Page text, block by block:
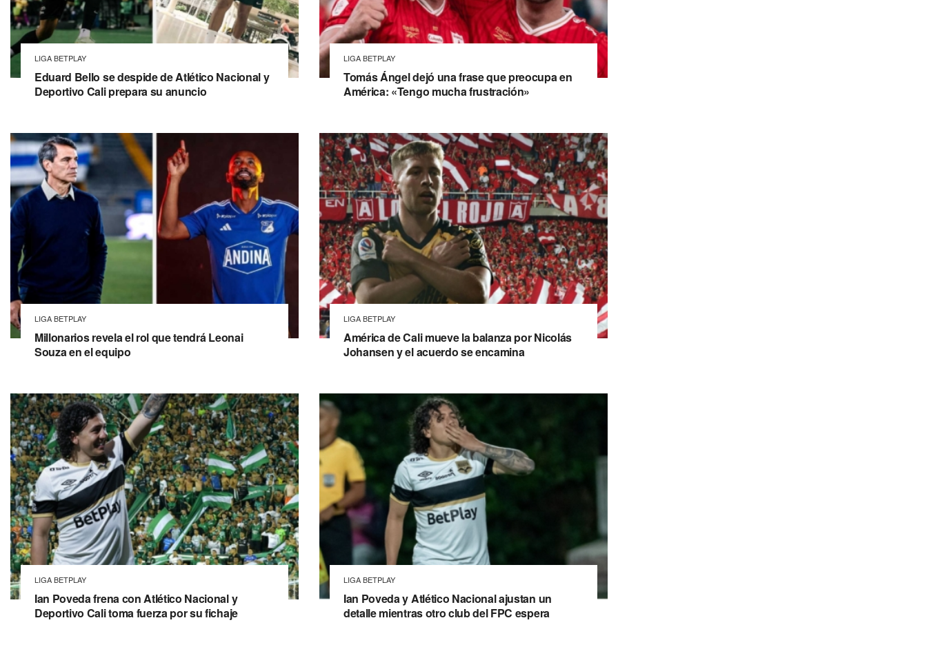
LIGA BETPLAY
Eduard Bello se despide de Atlético Nacional y
Deportivo Cali prepara su anuncio
LIGA BETPLAY
Tomás Ángel dejó una frase que preocupa en
América: «Tengo mucha frustración»
LIGA BETPLAY
Millonarios revela el rol que tendrá Leonai
Souza en el equipo
LIGA BETPLAY
América de Cali mueve la balanza por Nicolás
Johansen y el acuerdo se encamina
LIGA BETPLAY
Ian Poveda frena con Atlético Nacional y
Deportivo Cali toma fuerza por su fichaje
LIGA BETPLAY
Ian Poveda y Atlético Nacional ajustan un
detalle mientras otro club del FPC espera